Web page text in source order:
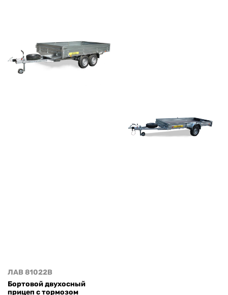
ЛАВ 81022B
Бортовой двухосный
прицеп с тормозом